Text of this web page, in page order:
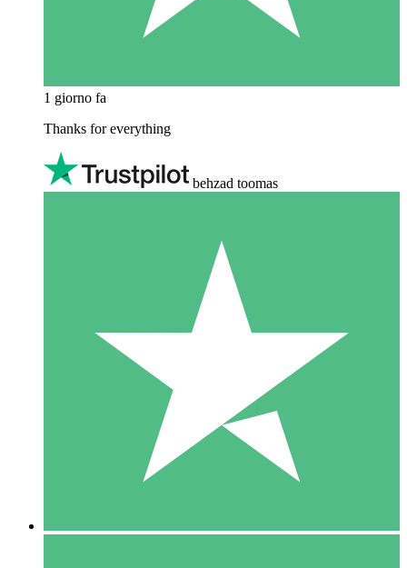
1 giorno fa
Thanks for everything
behzad toomas